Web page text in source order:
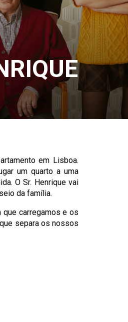
em Lisboa.
um quarto a uma
O Sr. Henrique vai
da família.
carregamos e os
separa os nossos